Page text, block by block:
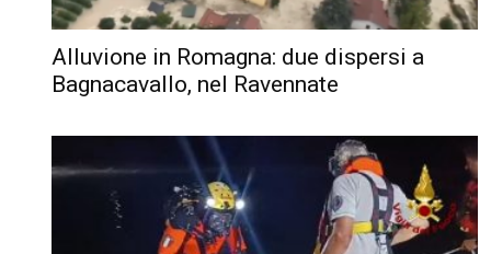
Alluvione in Romagna: due dispersi a
Bagnacavallo, nel Ravennate